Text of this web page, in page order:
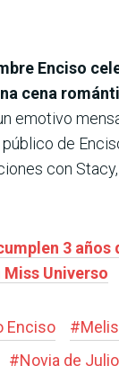
Enciso
cena
emotivo
de
con
3 años
Universo
Enciso #
#Novia de